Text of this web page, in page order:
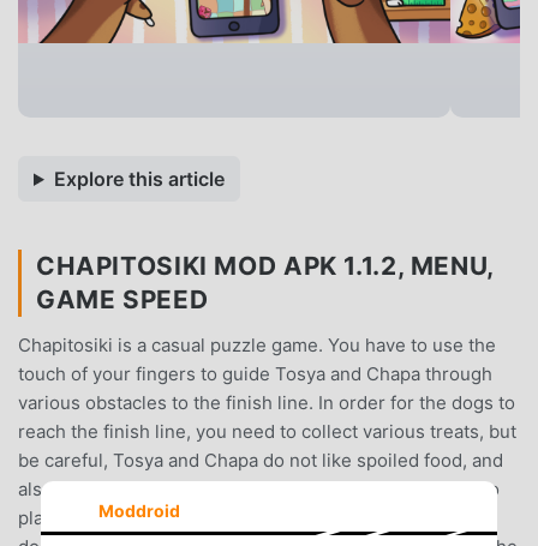
Explore this article
CHAPITOSIKI MOD APK 1.1.2, MENU,
GAME SPEED
Chapitosiki is a casual puzzle game. You have to use the
touch of your fingers to guide Tosya and Chapa through
various obstacles to the finish line. In order for the dogs to
reach the finish line, you need to collect various treats, but
be careful, Tosya and Chapa do not like spoiled food, and
also avoid dangerous objects that can harm them.How to
play:1. Slide your finger across the screen to pull the
Moddroid